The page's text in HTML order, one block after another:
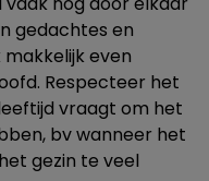
gedachtes en
even
Respecteer het
vraagt om het
bv wanneer het
gezin te veel